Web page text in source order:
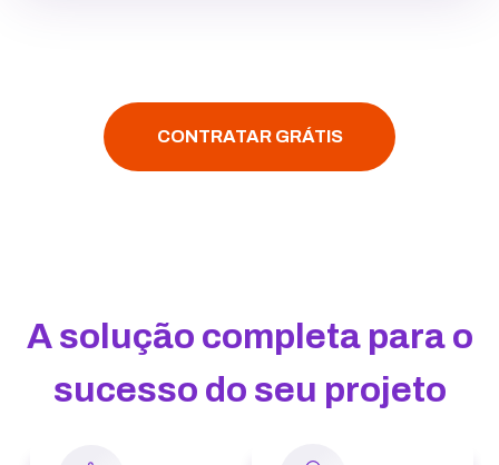
CONTRATAR GRÁTIS
A solução completa para o
sucesso do seu projeto